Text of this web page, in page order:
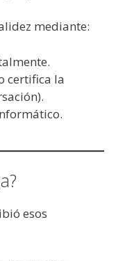
mediante:
certifica la
esos